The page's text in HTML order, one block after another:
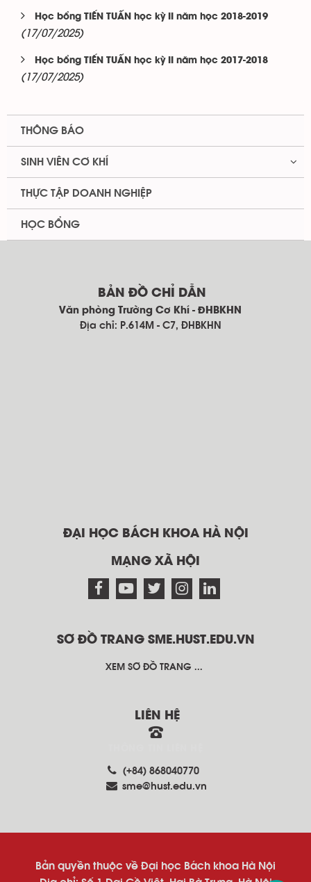
Học bổng TIẾN TUẤN học kỳ II năm học 2018-2019
(17/07/2025)
Học bổng TIẾN TUẤN học kỳ II năm học 2017-2018
(17/07/2025)
THÔNG BÁO
SINH VIÊN CƠ KHÍ
THỰC TẬP DOANH NGHIỆP
HỌC BỔNG
BẢN ĐỒ CHỈ DẪN
Văn phòng Trường Cơ Khí - ĐHBKHN
Địa chỉ: P.614M - C7, ĐHBKHN
ĐẠI HỌC BÁCH KHOA HÀ NỘI
MẠNG XÃ HỘI
SƠ ĐỒ TRANG SME.HUST.EDU.VN
XEM SƠ ĐỒ TRANG ...
LIÊN HỆ
(+84) 868040770
sme@hust.edu.vn
Bản quyền thuộc về Đại học Bách khoa Hà Nội